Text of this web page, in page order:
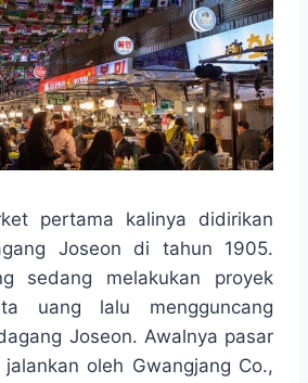
pertama kalinya didirikan
Joseon di tahun 1905.
sedang melakukan proyek
uang lalu mengguncang
Joseon. Awalnya pasar
oleh Gwangjang Co.,